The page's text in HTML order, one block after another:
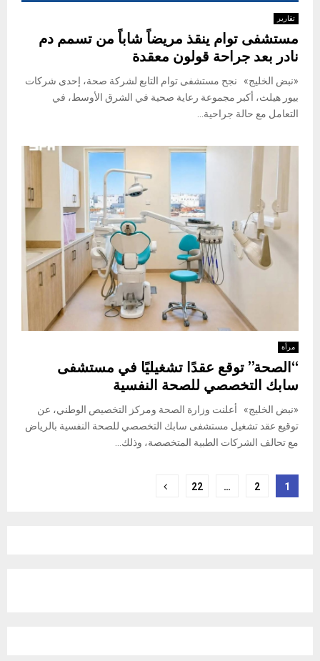
تقارير
مستشفى توام ينقذ مريضاً شاباً من تسمم دم
نادر بعد جراحة قولون معقدة
«نبض الخليج» نجح مستشفى توام التابع لشركة صحة، إحدى شركات
بيور هيلث، أكبر مجموعة رعاية صحية في الشرق الأوسط، في
التعامل مع حالة جراحية...
مرأة
“الصحة” توقع عقدًا تشغيليًا في مستشفى
سابك التخصصي للصحة النفسية
«نبض الخليج» أعلنت وزارة الصحة ومركز التخصيص الوطني، عن
توقيع عقد تشغيل مستشفى سابك التخصصي للصحة النفسية بالرياض
مع تحالف الشركات الطبية المتخصصة، وذلك...
Posts
1
2
…
22